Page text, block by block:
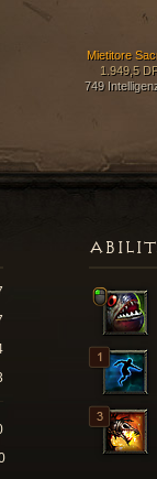
Mietitore
1.949,5
749